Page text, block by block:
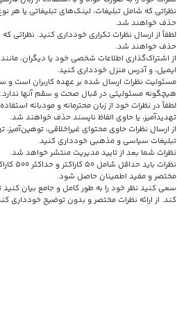
نظراتی که شامل تبلیغات، لینک‌های تبلیغاتی یا هر
حذف خواهند شد.
لطفاً از ارسال نظرات تکراری خودداری کنید. نظراتی
حذف خواهند شد.
از اشتراک‌گذاری اطلاعات شخصی خود یا دیگران،
ایمیل، و آدرس منزل خودداری کنید.
مسئولیت نظرات ارسال شده بر عهده کاربران است
هیچگونه مسئولیتی در قبال صحت و سقم آنها ندارد.
لطفاً در نظرات خود از زبان محترمانه و مودبانه
تهدیدآمیز، یا حاوی الفاظ ناپسند حذف خواهند شد.
از ارسال نظرات حاوی محتوای غیراخلاقی، توهین‌آمیز،
تبلیغات سیاسی و مذهبی خودداری کنید.
نظرات شما بعد از تایید مدیریت منتشر خواهد شد.
نظرات
مختصر و مفید اطمینان حاصل شود.
سعی کنید نظر خود را به طور کامل و جامع بیان کنید
کند. از ارائه نظرات مختصر و بدون توضیح خودداری